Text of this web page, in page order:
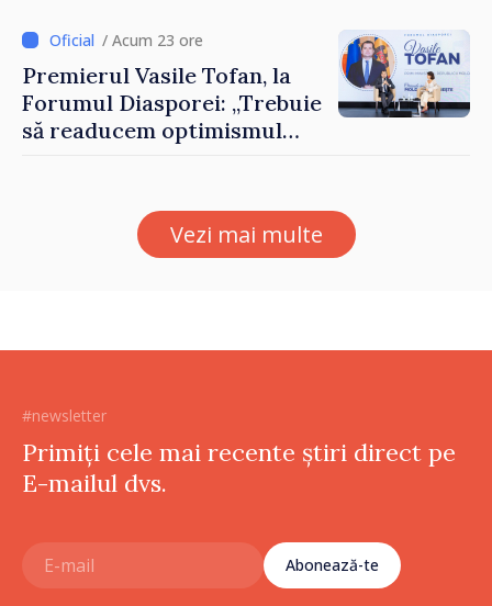
reparație/ Acum 23 ore
Premierul Vasile Tofan, la
Forumul Diasporei: „Trebuie
să readucem optimismul
direcția corectă”
Vezi mai multe
#newsletter
Primiți cele mai recente știri direct pe
E-mailul dvs.
Abonează-te